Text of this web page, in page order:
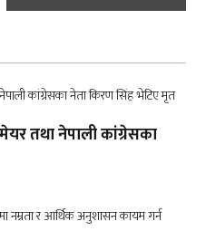
तथा नेपाली कांग्रेसका